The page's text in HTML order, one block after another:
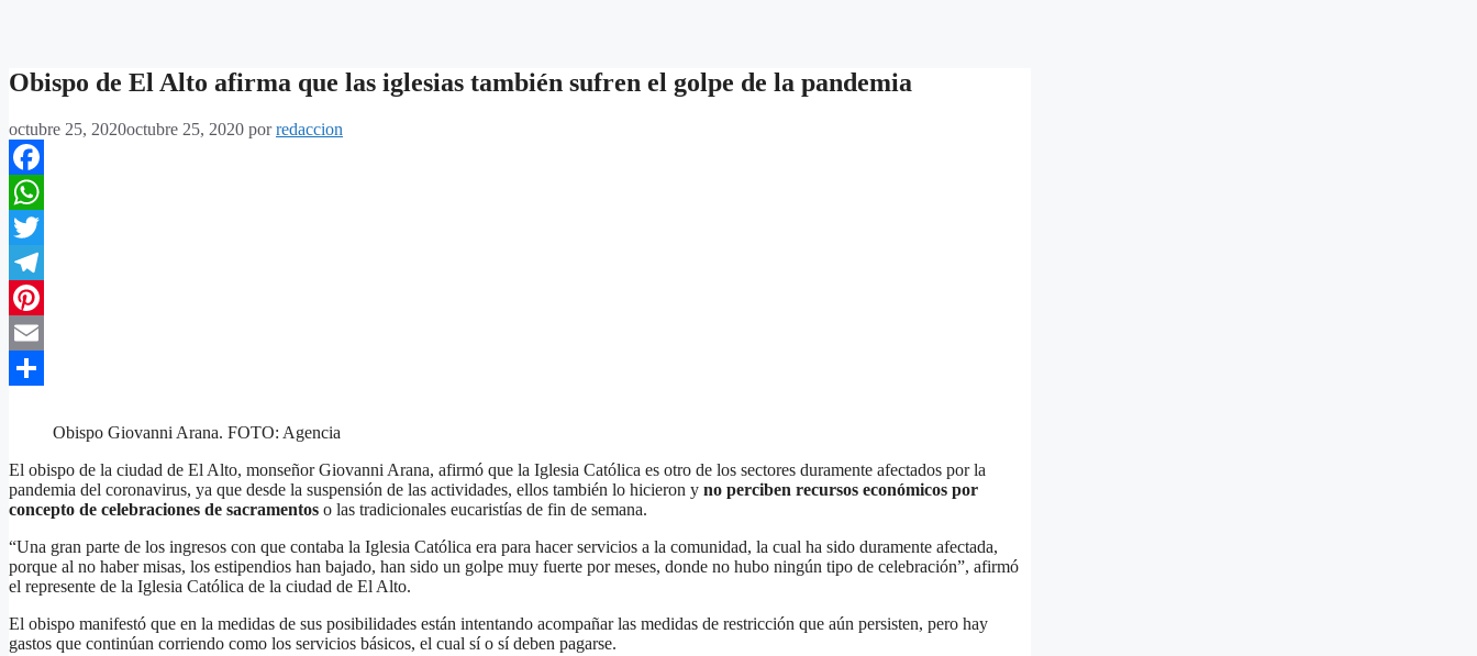
Obispo de El Alto afirma que las iglesias también sufren el golpe de la pandemia
octubre 25, 2020octubre 25, 2020 porredaccion
Facebook
WhatsApp
Twitter
Telegram
Pinterest
Email
Obispo Giovanni Arana. FOTO: Agencia
El obispo de la ciudad de El Alto, monseñor Giovanni Arana, afirmó que la Iglesia Católica es otro de los sectores duramente afectados por la
pandemia del coronavirus, ya que desde la suspensión de las actividades, ellos también lo hicieron y no perciben recursos económicos por
concepto de celebraciones de sacramentos o las tradicionales eucaristías de fin de semana.
“Una gran parte de los ingresos con que contaba la Iglesia Católica era para hacer servicios a la comunidad, la cual ha sido duramente afectada,
porque al no haber misas, los estipendios han bajado, han sido un golpe muy fuerte por meses, donde no hubo ningún tipo de celebración”, afirmó
el represente de la Iglesia Católica de la ciudad de El Alto.
El obispo manifestó que en la medidas de sus posibilidades están intentando acompañar las medidas de restricción que aún persisten, pero hay
gastos que continúan corriendo como los servicios básicos, el cual sí o sí deben pagarse.